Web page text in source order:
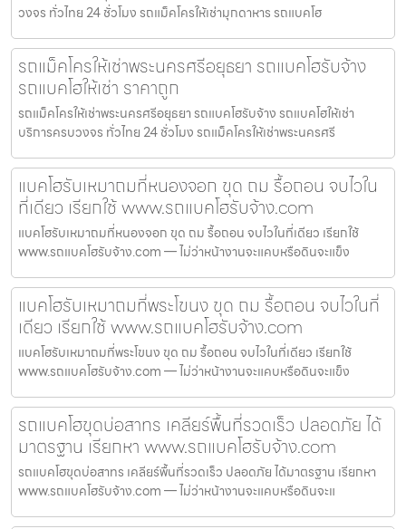
วงจร ทั่วไทย 24 ชั่วโมง รถแม็คโครให้เช่ามุกดาหาร รถแบคโฮ
รถแม็คโครให้เช่าพระนครศรีอยุธยา รถแบคโฮรับจ้าง
รถแบคโฮให้เช่า ราคาถูก
รถแม็คโครให้เช่าพระนครศรีอยุธยา รถแบคโฮรับจ้าง รถแบคโฮให้เช่า
บริการครบวงจร ทั่วไทย 24 ชั่วโมง รถแม็คโครให้เช่าพระนครศรี
แบคโฮรับเหมาถมที่หนองจอก ขุด ถม รื้อถอน จบไวใน
ที่เดียว เรียกใช้ www.รถแบคโฮรับจ้าง.com
แบคโฮรับเหมาถมที่หนองจอก ขุด ถม รื้อถอน จบไวในที่เดียว เรียกใช้
www.รถแบคโฮรับจ้าง.com — ไม่ว่าหน้างานจะแคบหรือดินจะแข็ง
แบคโฮรับเหมาถมที่พระโขนง ขุด ถม รื้อถอน จบไวในที่
เดียว เรียกใช้ www.รถแบคโฮรับจ้าง.com
แบคโฮรับเหมาถมที่พระโขนง ขุด ถม รื้อถอน จบไวในที่เดียว เรียกใช้
www.รถแบคโฮรับจ้าง.com — ไม่ว่าหน้างานจะแคบหรือดินจะแข็ง
รถแบคโฮขุดบ่อสาทร เคลียร์พื้นที่รวดเร็ว ปลอดภัย ได้
มาตรฐาน เรียกหา www.รถแบคโฮรับจ้าง.com
รถแบคโฮขุดบ่อสาทร เคลียร์พื้นที่รวดเร็ว ปลอดภัย ได้มาตรฐาน เรียกหา
www.รถแบคโฮรับจ้าง.com — ไม่ว่าหน้างานจะแคบหรือดินจะแ